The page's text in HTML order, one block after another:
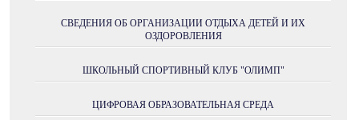
СВЕДЕНИЯ ОБ ОРГАНИЗАЦИИ ОТДЫХА ДЕТЕЙ И ИХ
ОЗДОРОВЛЕНИЯ
ШКОЛЬНЫЙ СПОРТИВНЫЙ КЛУБ "ОЛИМП"
ЦИФРОВАЯ ОБРАЗОВАТЕЛЬНАЯ СРЕДА